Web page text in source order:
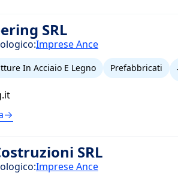
SRL
Imprese Ance
In Acciaio E Legno Prefabbricati
SRL
Imprese Ance